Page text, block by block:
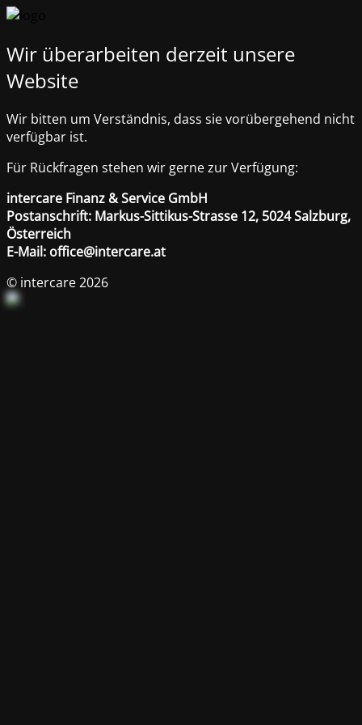
Wir überarbeiten derzeit unsere
Website
Wir bitten um Verständnis, dass sie vorübergehend nicht
verfügbar ist.
Für Rückfragen stehen wir gerne zur Verfügung:
intercare Finanz & Service GmbH
Postanschrift: Markus-Sittikus-Strasse 12, 5024 Salzburg,
Österreich
E-Mail: office@intercare.at
© intercare 2026